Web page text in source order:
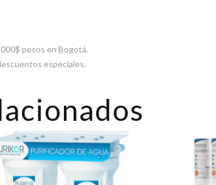
pesos en Bogotá.
especiales.